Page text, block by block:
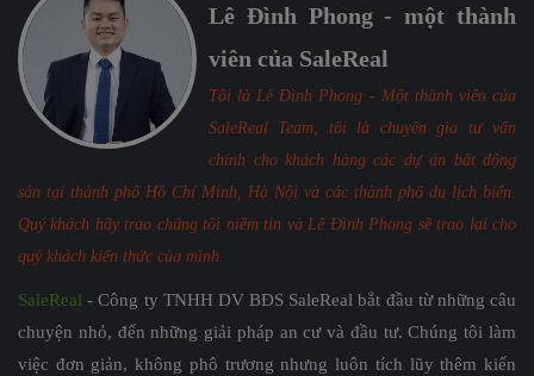
Lê Đình Phong - một thành
viên của SaleReal
Tôi là Lê Đình Phong - Một thành viên của
SaleReal Team, tôi là chuyên gia tư vấn
chính cho khách hàng các dự án bất động
sản tại thành phố Hồ Chí Minh, Hà Nội và các thành phố du lịch biển.
Quý khách hãy trao chúng tôi niềm tin và Lê Đình Phong sẽ trao lại cho
quý khách kiến thức của mình.
SaleReal - Công ty TNHH DV BĐS SaleReal bắt đầu từ những câu
chuyện nhỏ, đến những giải pháp an cư và đầu tư. Chúng tôi làm
việc đơn giản, không phô trương nhưng luôn tích lũy thêm kiến